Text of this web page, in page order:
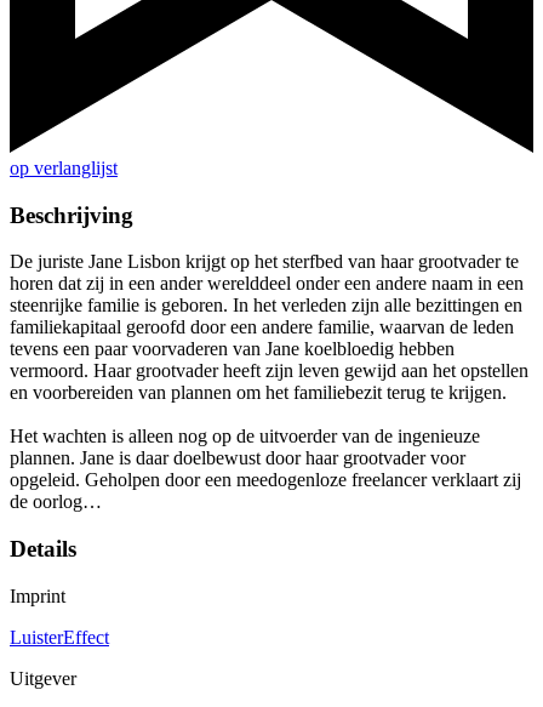
op verlanglijst
Beschrijving
De juriste Jane Lisbon krijgt op het sterfbed van haar grootvader te
horen dat zij in een ander werelddeel onder een andere naam in een
steenrijke familie is geboren. In het verleden zijn alle bezittingen en
familiekapitaal geroofd door een andere familie, waarvan de leden
tevens een paar voorvaderen van Jane koelbloedig hebben
vermoord. Haar grootvader heeft zijn leven gewijd aan het opstellen
en voorbereiden van plannen om het familiebezit terug te krijgen.
Het wachten is alleen nog op de uitvoerder van de ingenieuze
plannen. Jane is daar doelbewust door haar grootvader voor
opgeleid. Geholpen door een meedogenloze freelancer verklaart zij
de oorlog…
Details
Imprint
LuisterEffect
Uitgever